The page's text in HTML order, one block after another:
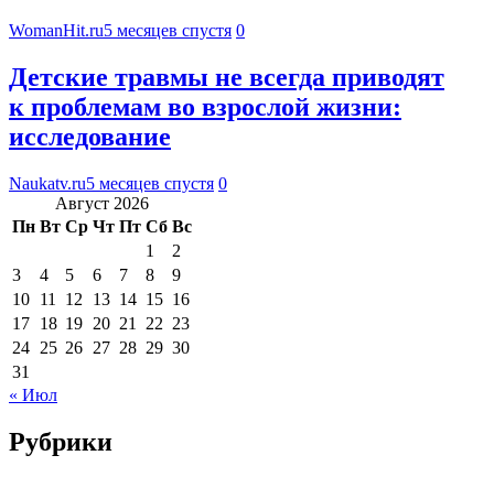
WomanHit.ru5 месяцев спустя 0
Детские травмы не всегда приводят
к проблемам во взрослой жизни:
исследование
Naukatv.ru5 месяцев спустя 0
Август 2026
Пн Вт Ср Чт Пт Сб Вс
1
2
3
4 5 6 7 8
9
10 11 12 13 14 15 16
17 18 19 20 21 22 23
24 25 26 27 28 29 30
31
« Июл
Рубрики